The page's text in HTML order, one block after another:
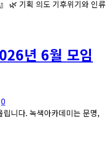
🌿 기획 의도 기후위기와 인류
년 6월 모임
0
니다. 녹색아카데미는 문명,